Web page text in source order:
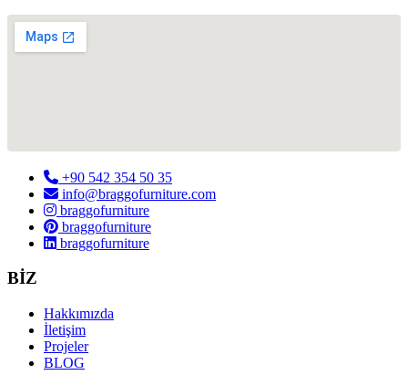
+90 542 354 50 35
info@braggofurniture.com
braggofurniture
braggofurniture
braggofurniture
BİZ
Hakkımızda
İletişim
Projeler
BLOG